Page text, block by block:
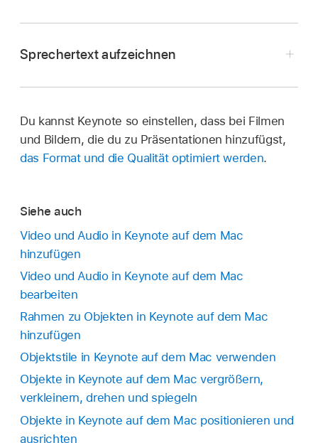
Symbolleiste auf
und klicke dann auf „Audio
Aufnahmevorgang kannst du die Aufnahme an
einer beliebigen Stelle in der Präsentation
einfügen.
zum Stoppen der Aufnahme auf
Klicke auf „Vorschau“, um eine Hörprobe deiner
Aufnahme zu starten.
Zum Abspielen der Aufnahme ab einer
bestimmten Stelle platziere den Zeiger über
der Aufnahme, streiche nach links oder rechts,
um die schwarze Linie zu positionieren (oder
ziehe den Rollbalken), klicke dann auf „Zeigen“.
Klicke zum Anhalten der Audiowiedergabe auf
„Pause“.
Tippe zum Bearbeiten deiner Aufnahme und
Sprechertext aufzeichnen
Du kannst Keynote so einstellen, dass bei Filmen
und Bildern, die du zu Präsentationen hinzufügst,
das Format und die Qualität optimiert werden.
Siehe auch
Video und Audio in Keynote auf dem Mac
hinzufügen
Video und Audio in Keynote auf dem Mac
bearbeiten
Rahmen zu Objekten in Keynote auf dem Mac
hinzufügen
Objektstile in Keynote auf dem Mac verwenden
Objekte in Keynote auf dem Mac vergrößern,
verkleinern, drehen und spiegeln
Objekte in Keynote auf dem Mac positionieren und
ausrichten